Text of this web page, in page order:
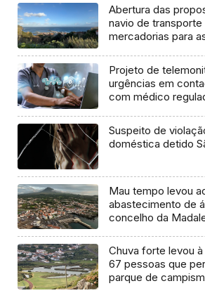
Abertura das
navio de transporte
mercadorias para
Projeto de
urgências em
com médico
Suspeito de
doméstica detido
Mau tempo levou
abastecimento de
concelho da
Chuva forte levou
67 pessoas que
parque de